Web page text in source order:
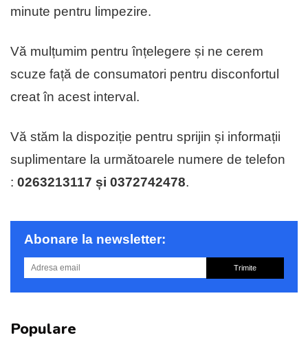
minute pentru limpezire.
Vă mulțumim pentru înțelegere și ne cerem
scuze față de consumatori pentru disconfortul
creat în acest interval.
Vă stăm la dispoziție pentru sprijin și informații
suplimentare la următoarele numere de telefon
: 0263213117 și 0372742478.
Abonare la newsletter:
Trimite
Populare